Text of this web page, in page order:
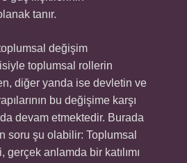
tanır.
değişim
toplumsal rollerin
diğer yanda ise devletin ve
bu değişime karşı
devam etmektedir. Burada
soru şu olabilir: Toplumsal
anlamda bir katılımı